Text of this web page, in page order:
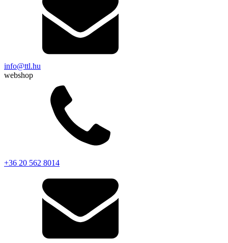
info@ttl.hu
webshop
+36 20 562 8014